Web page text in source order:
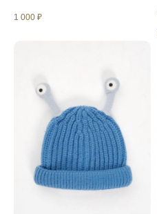
1 000 ₽